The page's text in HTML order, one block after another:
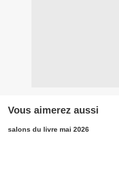
Vous aimerez aussi
salons du livre mai 2026